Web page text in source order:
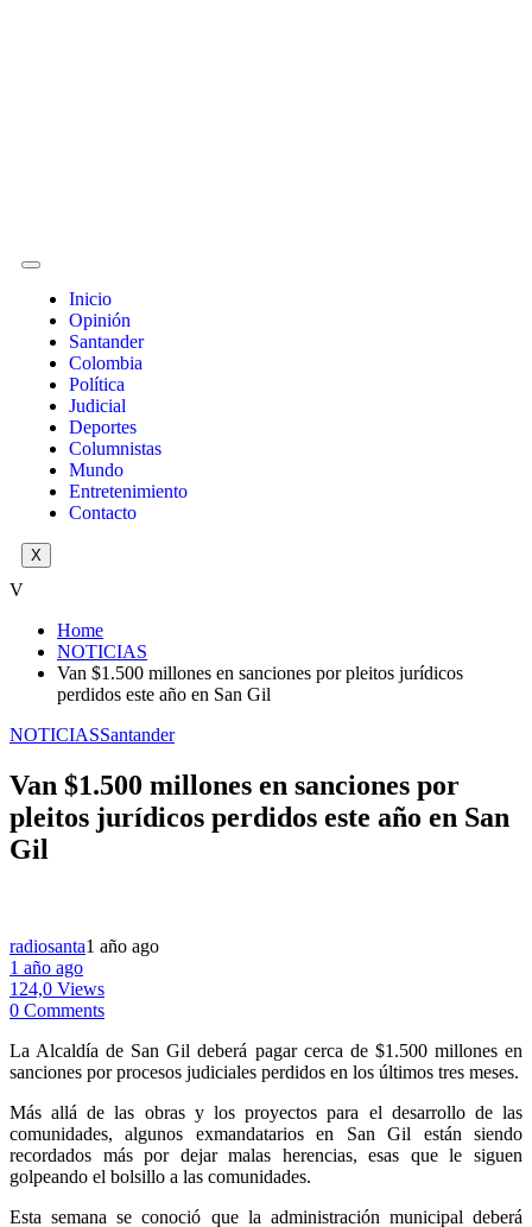
Inicio
Opinión
Santander
Colombia
Política
Judicial
Deportes
Columnistas
Mundo
Entretenimiento
Contacto
X
V
Home
NOTICIAS
Van $1.500 millones en sanciones por pleitos jurídicos
perdidos este año en San Gil
NOTICIASSantander
Van $1.500 millones en sanciones por
pleitos jurídicos perdidos este año en San
Gil
radiosanta1 año ago
1 año ago
124,0 Views
0 Comments
La Alcaldía de San Gil deberá pagar cerca de $1.500 millones en
sanciones por procesos judiciales perdidos en los últimos tres meses.
Más allá de las obras y los proyectos para el desarrollo de las
comunidades, algunos exmandatarios en San Gil están siendo
recordados más por dejar malas herencias, esas que le siguen
golpeando el bolsillo a las comunidades.
Esta semana se conoció que la administración municipal deberá